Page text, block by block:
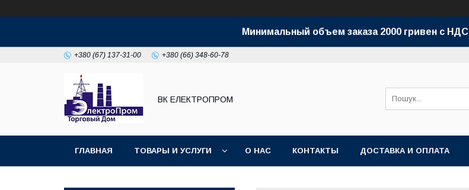
Минимальный объем заказа 2000 гривен с НДС
+380 (67) 137-31-00 +380 (66) 348-60-78
ВК ЕЛЕКТРОПРОМ
ГЛАВНАЯ ТОВАРЫ И УСЛУГИ О НАС КОНТАКТЫ ДОСТАВКА И ОПЛАТА